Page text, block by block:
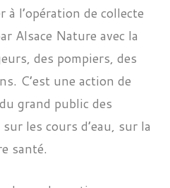
l’opération de collecte
Alsace Nature avec la
des pompiers, des
C’est une action de
grand public des
les cours d’eau, sur la
santé.